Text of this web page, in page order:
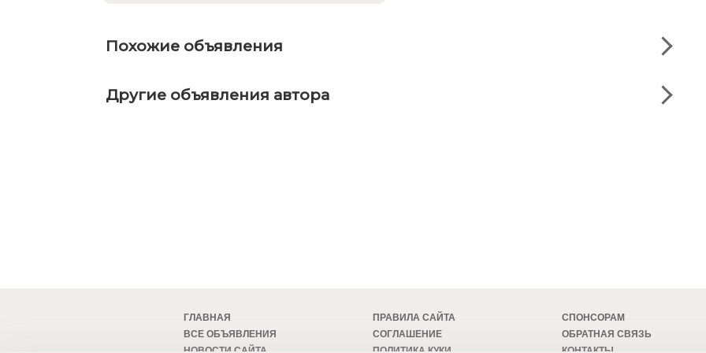
Похожие объявления
Другие объявления автора
ГЛАВНАЯ
ВСЕ ОБЪЯВЛЕНИЯ
НОВОСТИ САЙТА
ПРАВИЛА САЙТА
СОГЛАШЕНИЕ
ПОЛИТИКА КУКИ
СПОНСОРАМ
ОБРАТНАЯ СВЯЗЬ
КОНТАКТЫ